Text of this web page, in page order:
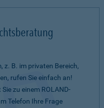
z. B. im privaten Bereich,
rufen Sie einfach an!
zu einem ROLAND-
Telefon Ihre Frage